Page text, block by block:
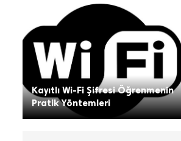
Kayıtlı Wi-Fi Şifresi Öğrenmenin
Pratik Yöntemleri